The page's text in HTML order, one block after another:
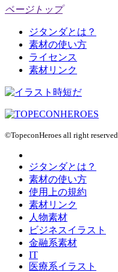
ページトップ
ジタンダとは？
素材の使い方
ライセンス
素材リンク
©TopeconHeroes all right reserved.
ジタンダとは？
素材の使い方
使用上の規約
素材リンク
人物素材
ビジネスイラスト
金融系素材
IT
医療系イラスト